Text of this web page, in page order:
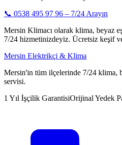
📞 0538 495 97 96 – 7/24 Arayın
Mersin Klimacı olarak klima, beyaz
7/24 hizmetinizdeyiz. Ücretsiz keşif
Mersin Elektrikçi & Klima
Mersin'in tüm ilçelerinde 7/24 klima,
servisi.
1 Yıl İşçilik GarantisiOrijinal Yedek